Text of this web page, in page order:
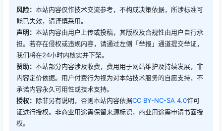
风险： 本站内容仅作技术交流参考，不构成决策依据，所涉标准可
能已失效，请谨慎采用。
声明： 本站内容由用户上传或投稿，其版权及合规性由用户自行承
担。若存在侵权或违规内容，请通过左侧「举报」通道提交举证，
我们将在24小时内核实并下架。
赞助： 本站部分内容涉及收费，费用用于网站维护及持续发展，非
内容定价依据。用户付费行为视为对本站技术服务的自愿支持，不
承诺内容永久可用性或技术支持。
授权： 除非另有说明，否则本站内容依据CC BY-NC-SA 4.0许可
证进行授权。非商业用途需保留来源标识，商业用途需申请书面授
权。